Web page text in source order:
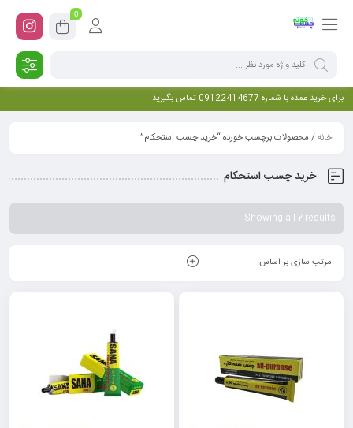
0
برای خرید عمده با شماره 09122414677 تماس بگیرید
خانه/ محصولات برچسب خورده “خرید چسب استحکام”
خرید چسب استحکام
Showing all 2 results
مرتب سازی بر اساس